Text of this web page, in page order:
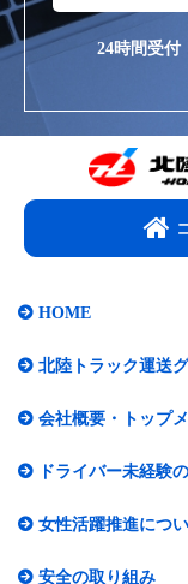
24時間受付
HOME
北陸トラック運送
会社概要・トップ
ドライバー未経験
女性活躍推進につ
安全の取り組み